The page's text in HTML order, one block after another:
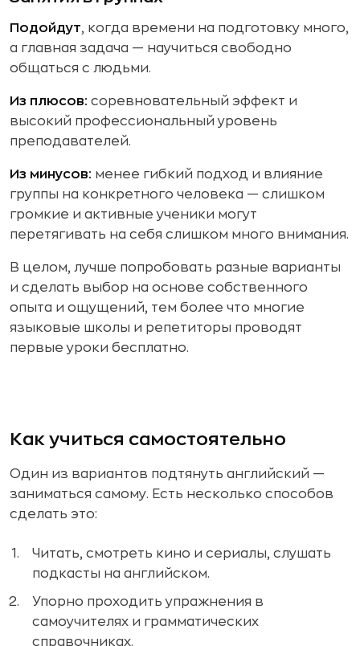
Подойдут, когда времени на подготовку много,
а главная задача — научиться свободно
общаться с людьми.
Из плюсов: соревновательный эффект и
высокий профессиональный уровень
преподавателей.
Из минусов: менее гибкий подход и влияние
группы на конкретного человека — слишком
громкие и активные ученики могут
перетягивать на себя слишком много внимания.
В целом, лучше попробовать разные варианты
и сделать выбор на основе собственного
опыта и ощущений, тем более что многие
языковые школы и репетиторы проводят
первые уроки бесплатно.
Как учиться самостоятельно
Один из вариантов подтянуть английский —
заниматься самому. Есть несколько способов
сделать это:
Читать, смотреть кино и сериалы, слушать
подкасты на английском.
Упорно проходить упражнения в
самоучителях и грамматических
справочниках.